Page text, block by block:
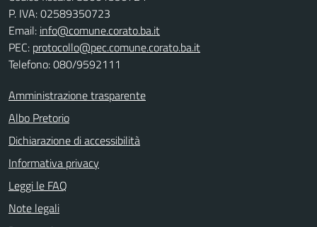
P. IVA: 02589350723
Email: info@comune.corato.ba.it
PEC: protocollo@pec.comune.corato.ba.it
Telefono: 080/9592111
Amministrazione trasparente
Albo Pretorio
Dichiarazione di accessibilità
Informativa privacy
Leggi le FAQ
Note legali